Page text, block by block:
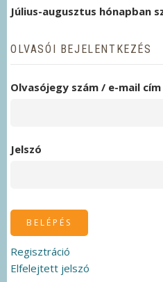
Július-augusztus hónapban
OLVASÓI BEJELENTKEZÉS
Olvasójegy szám / e-mail cím
Jelszó
Regisztráció
Elfelejtett jelszó